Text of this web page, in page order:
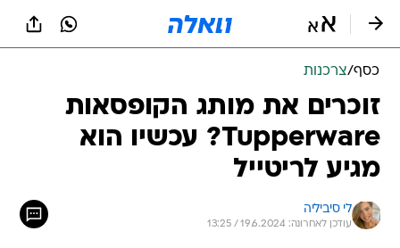
כסף/צרכנות
זוכרים את מותג הקופסאות
Tupperware? עכשיו הוא
מגיע לריטייל
לי סיביליה
עודכן לאחרונה: 19.6.2024 / 13:25